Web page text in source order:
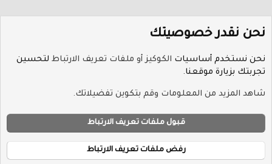
سياسة الخصوصية
الرئيسية
S
®
نحن نقدر خصوصيتك
نحن نستخدم أساسيات الكوكيز أو ملفات تعريف الارتباط لتحسين
تجربتك بزيارة موقعنا.
شاهد المزيد من المعلومات وقم بتكوين تفضيلاتك.
قبول ملفات تعريف الارتباط
رفض ملفات تعريف الارتباط